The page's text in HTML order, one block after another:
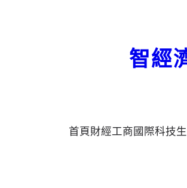
智經
首頁財經工商國際科技